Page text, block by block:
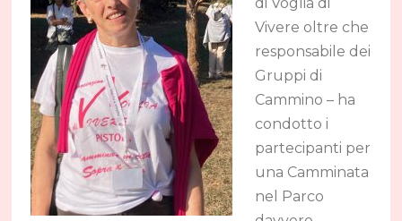
Vivere oltre che
responsabile dei
Gruppi di
Cammino – ha
condotto i
partecipanti per
una Camminata
nel Parco